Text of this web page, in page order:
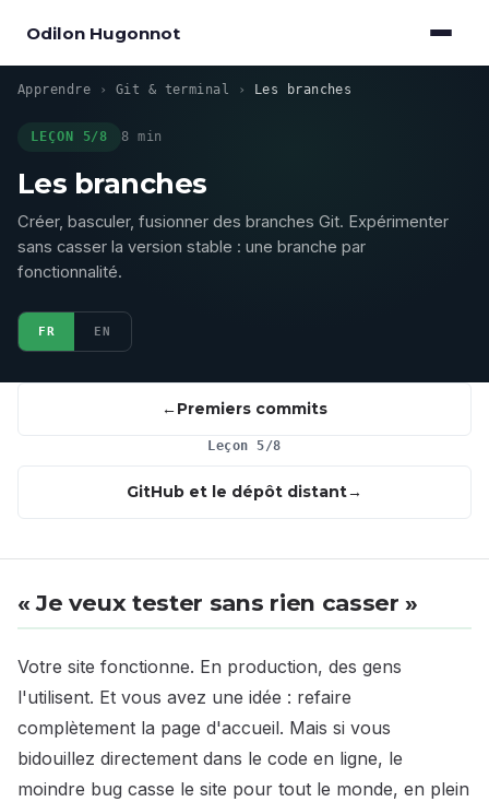
Odilon Hugonnot
Apprendre › Git & terminal › Les branches
LEÇON 5/8 8 min
Les branches
Créer, basculer, fusionner des branches Git. Expérimenter
sans casser la version stable : une branche par
fonctionnalité.
FR EN
Premiers commits
Leçon 5/8
GitHub et le dépôt distant
« Je veux tester sans rien casser »
Votre site fonctionne. En production, des gens
l'utilisent. Et vous avez une idée : refaire
complètement la page d'accueil. Mais si vous
bidouillez directement dans le code en ligne, le
moindre bug casse le site pour tout le monde, en plein